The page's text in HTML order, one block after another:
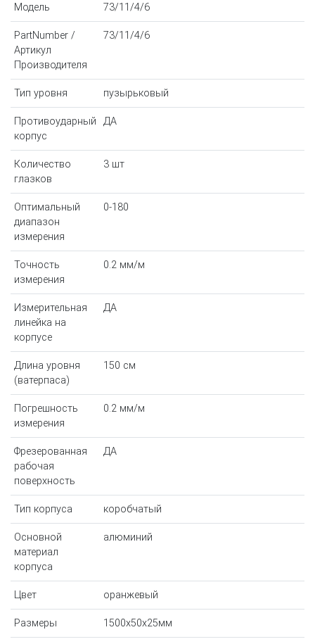
Модель 73/11/4/6
PartNumber /
Артикул
Производителя
73/11/4/6
Тип уровня пузырьковый
Противоударный
корпус
ДА
Количество
глазков
3 шт
Оптимальный
диапазон
измерения
0-180
Точность
измерения
0.2 мм/м
Измерительная
линейка на
корпусе
ДА
Длина уровня
(ватерпаса)
150 см
Погрешность
измерения
0.2 мм/м
Фрезерованная
рабочая
поверхность
ДА
Тип корпуса коробчатый
Основной
материал
корпуса
алюминий
Цвет оранжевый
Размеры 1500x50x25мм